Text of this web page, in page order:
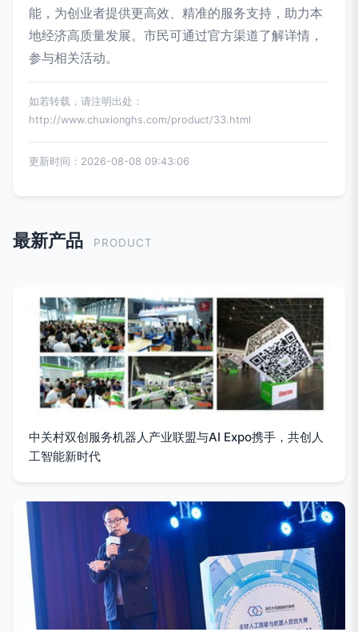
能，为创业者提供更高效、精准的服务支持，助力本
地经济高质量发展。市民可通过官方渠道了解详情，
参与相关活动。
如若转载，请注明出处：
http://www.chuxionghs.com/product/33.html
更新时间：2026-08-08 09:43:06
最新产品 PRODUCT
中关村双创服务机器人产业联盟与AI Expo携手，共创人
工智能新时代